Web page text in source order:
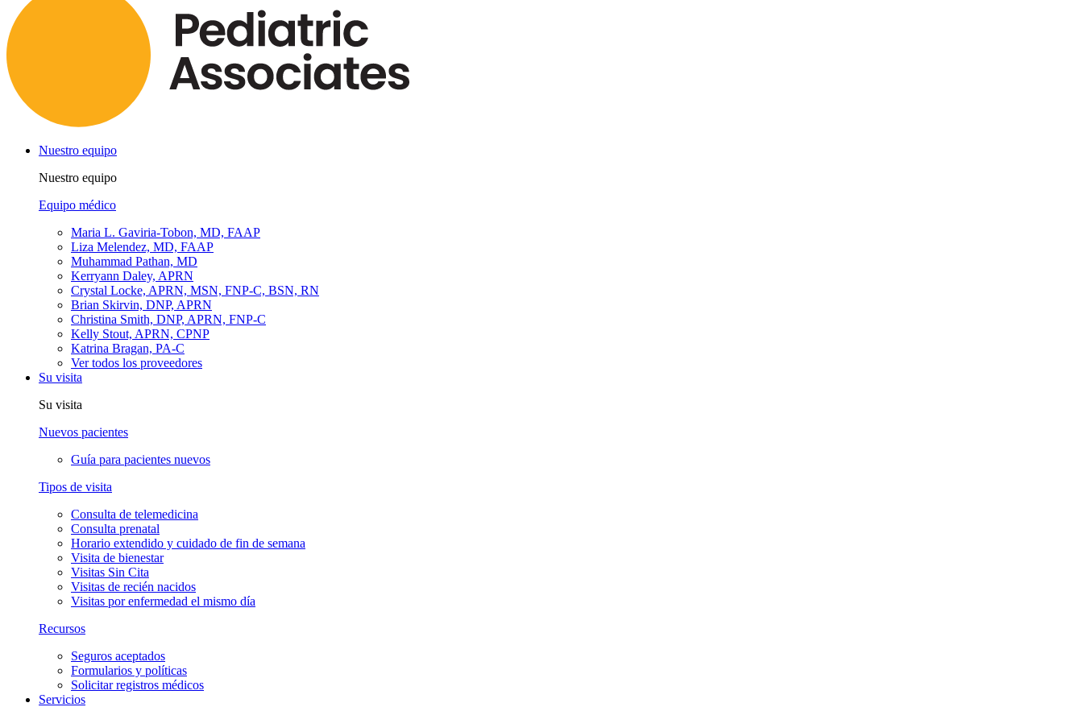
Nuestro equipo
Nuestro equipo
Equipo médico
Maria L. Gaviria-Tobon, MD, FAAP
Liza Melendez, MD, FAAP
Muhammad Pathan, MD
Kerryann Daley, APRN
Crystal Locke, APRN, MSN, FNP-C, BSN, RN
Brian Skirvin, DNP, APRN
Christina Smith, DNP, APRN, FNP-C
Kelly Stout, APRN, CPNP
Katrina Bragan, PA-C
Ver todos los proveedores
Su visita
Su visita
Nuevos pacientes
Guía para pacientes nuevos
Tipos de visita
Consulta de telemedicina
Consulta prenatal
Horario extendido y cuidado de fin de semana
Visita de bienestar
Visitas Sin Cita
Visitas de recién nacidos
Visitas por enfermedad el mismo día
Recursos
Seguros aceptados
Formularios y políticas
Solicitar registros médicos
Servicios